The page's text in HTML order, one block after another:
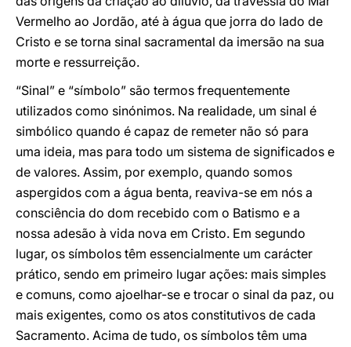
Vermelho ao Jordão, até à água que jorra do lado de
Cristo e se torna sinal sacramental da imersão na sua
morte e ressurreição.
“Sinal” e “símbolo” são termos frequentemente
utilizados como sinónimos. Na realidade, um sinal é
simbólico quando é capaz de remeter não só para
uma ideia, mas para todo um sistema de significados e
de valores. Assim, por exemplo, quando somos
aspergidos com a água benta, reaviva-se em nós a
consciência do dom recebido com o Batismo e a
nossa adesão à vida nova em Cristo. Em segundo
lugar, os símbolos têm essencialmente um carácter
prático, sendo em primeiro lugar ações: mais simples
e comuns, como ajoelhar-se e trocar o sinal da paz, ou
mais exigentes, como os atos constitutivos de cada
Sacramento. Acima de tudo, os símbolos têm uma